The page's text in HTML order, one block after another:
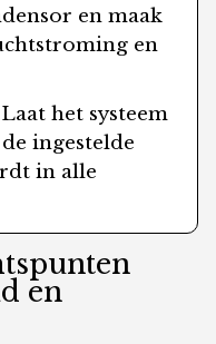
en maak
en
Laat het systeem
ingestelde
in alle
en